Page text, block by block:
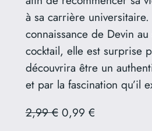
à sa carrière universitaire.
connaissance de Devin au
cocktail, elle est surprise
découvrira être un
et par la fascination qu’il
2,99 €0,99 €